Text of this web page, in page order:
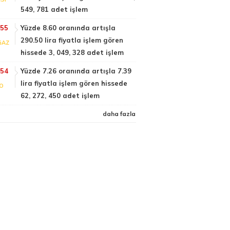
549, 781 adet işlem
Yüzde 8.60 oranında artışla
290.50 lira fiyatla işlem gören
hissede 3, 049, 328 adet işlem
Yüzde 7.26 oranında artışla 7.39
lira fiyatla işlem gören hissede
62, 272, 450 adet işlem
daha fazla